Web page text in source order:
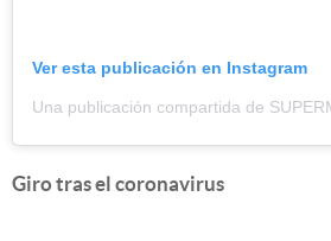
Ver esta publicación en Instagram
Giro tras el coronavirus